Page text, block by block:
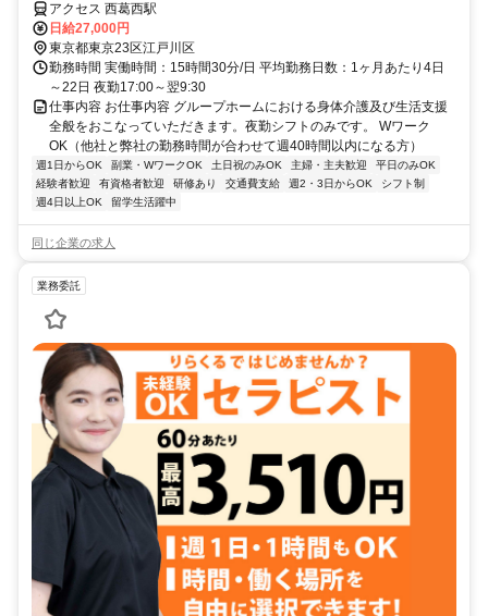
アクセス 西葛西駅
日給27,000円
東京都東京23区江戸川区
勤務時間 実働時間：15時間30分/日 平均勤務日数：1ヶ月あたり4日
～22日 夜勤17:00～翌9:30
仕事内容 お仕事内容 グループホームにおける身体介護及び生活支援
全般をおこなっていただきます。夜勤シフトのみです。 Wワーク
OK（他社と弊社の勤務時間が合わせて週40時間以内になる方）
週1日からOK 副業・WワークOK 土日祝のみOK 主婦・主夫歓迎
平日のみOK
経験者歓迎
有資格者歓迎 研修あり 交通費支給 週2・3日からOK
シフト制
週4日以上OK
留学生活躍中
同じ企業の求人
業務委託